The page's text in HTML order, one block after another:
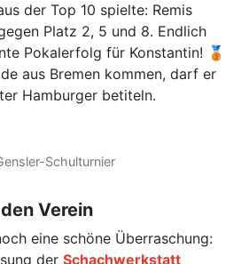
der Top 10 spielte: Remis
Platz 2, 5 und 8. Endlich
Pokalerfolg für Konstantin! 🥉
aus Bremen kommen, darf er
Hamburger betiteln.
Schulturnier
Verein
eine schöne Überraschung:
der Schachwerkstatt